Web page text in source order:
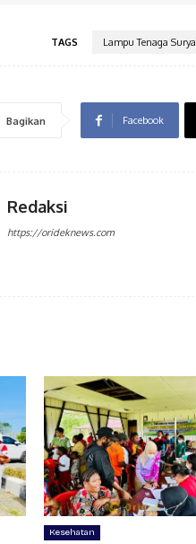
TAGS Lampu Tenaga Surya
Bagikan Facebook
Redaksi
https://orideknews.com
Kesehatan